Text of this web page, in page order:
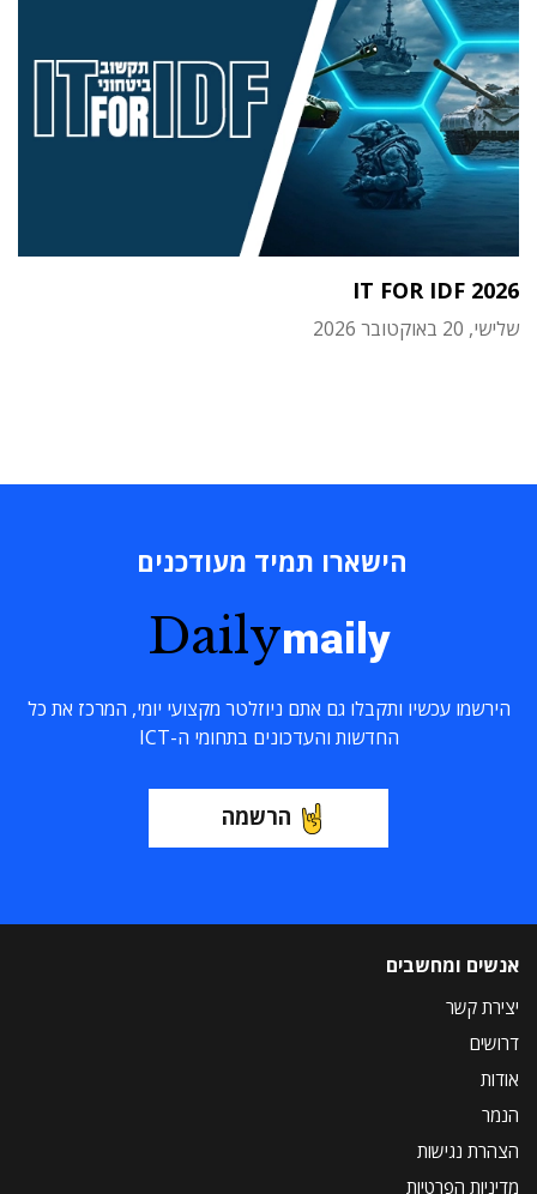
IT FOR IDF 2026
שלישי, 20 באוקטובר 2026
הישארו תמיד מעודכנים
Dailymaily
הירשמו עכשיו ותקבלו גם אתם ניוזלטר מקצועי יומי, המרכז את כל
החדשות והעדכונים בתחומי ה-ICT
הרשמה
אנשים ומחשבים
יצירת קשר
דרושים
אודות
הנמר
הצהרת נגישות
מדיניות הפרטיות